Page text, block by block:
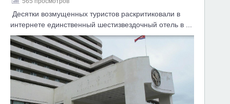
Десятки возмущенных туристов раскритиковали в
интернете единственный шестизвездочный отель в ...